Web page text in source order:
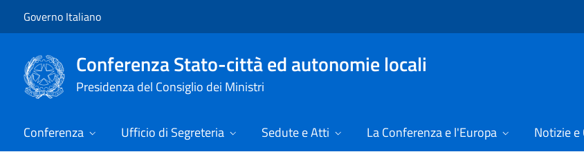
Governo Italiano
Conferenza Stato-città ed autonomie locali
Presidenza del Consiglio dei Ministri
Conferenza Ufficio di Segreteria Sedute e Atti La Conferenza e l'Europa Notizie